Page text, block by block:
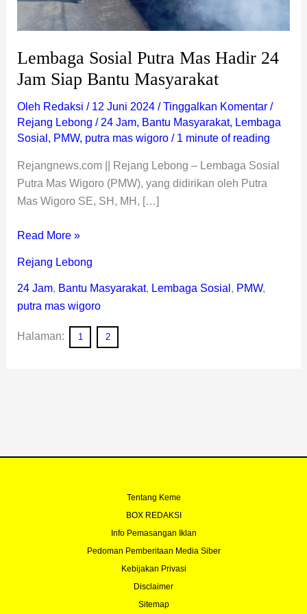
Lembaga Sosial Putra Mas Hadir 24
Jam Siap Bantu Masyarakat
Oleh Redaksi / 12 Juni 2024 /Tinggalkan Komentar /
Rejang Lebong / 24 Jam, Bantu Masyarakat, Lembaga
Sosial , PMW, putra mas wigoro/ 1 minute of reading
Rejangnews.com || Rejang Lebong – Lembaga Sosial
Putra Mas Wigoro (PMW), yang didirikan oleh Putra
Mas Wigoro SE, SH, MH, […]
Read More »
Rejang Lebong
24 Jam, Bantu Masyarakat, Lembaga Sosial , PMW,
putra mas wigoro
Halaman: 1 2
Tentang Keme
BOX REDAKSI
Info Pemasangan Iklan
Pedoman Pemberitaan Media Siber
Kebijakan Privasi
Disclaimer
Sitemap